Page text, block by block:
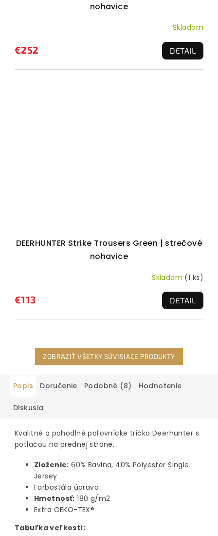
nohavice
Skladom
€252 DETAIL
DEERHUNTER Strike Trousers Green | strečové
nohavice
Skladom (1 ks)
€113 DETAIL
ZOBRAZIŤ VŠETKY SÚVISIACE PRODUKTY
Popis Doručenie Podobné (8) Hodnotenie
Diskusia
Kvalitné a pohodlné poľovnícke tričko Deerhunter s
potlačou na prednej strane.
Zloženie: 60% Bavlna, 40% Polyester Single
Jersey
Farbostála úprava
Hmotnosť: 180 g/m2
Extra OEKO-TEX®
Tabuľka veľkostí: